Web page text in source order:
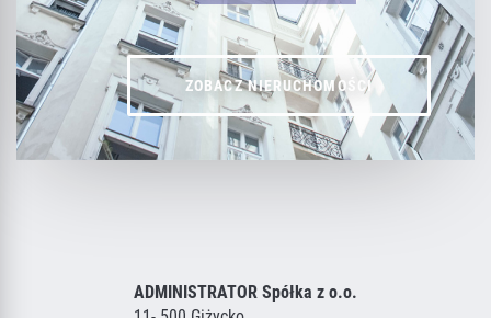
ZOBACZ NIERUCHOMOŚCI
ADMINISTRATOR Spółka z o.o.